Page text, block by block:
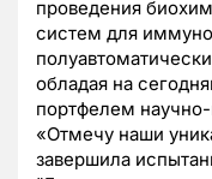
проведения
систем для
обладая на
портфелем научно-
«Отмечу наши
завершила